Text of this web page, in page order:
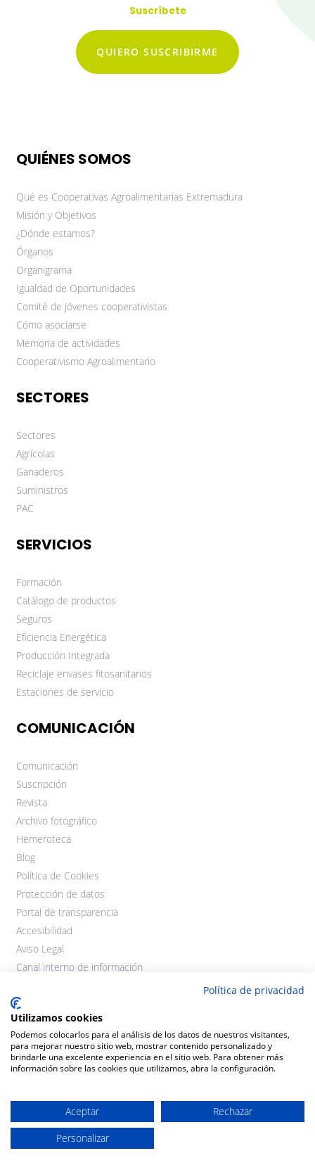
Suscríbete
QUIERO SUSCRIBIRME
QUIÉNES SOMOS
Qué es Cooperativas Agroalimentarias Extremadura
Misión y Objetivos
¿Dónde estamos?
Órganos
Organigrama
Igualdad de Oportunidades
Comité de jóvenes cooperativistas
Cómo asociarse
Memoria de actividades
Cooperativismo Agroalimentario
SECTORES
Sectores
Agrícolas
Ganaderos
Suministros
PAC
SERVICIOS
Formación
Catálogo de productos
Seguros
Eficiencia Energética
Producción Integrada
Reciclaje envases fitosanitarios
Estaciones de servicio
COMUNICACIÓN
Comunicación
Suscripción
Revista
Archivo fotográfico
Hemeroteca
Blog
Política de Cookies
Protección de datos
Portal de transparencia
Accesibilidad
Aviso Legal
Canal interno de información
derechos reservados.
Diseño y desarrollo:THEGECO
Política de privacidad
Utilizamos cookies
Podemos colocarlos para el análisis de los datos de nuestros visitantes,
para mejorar nuestro sitio web, mostrar contenido personalizado y
brindarle una excelente experiencia en el sitio web. Para obtener más
información sobre las cookies que utilizamos, abra la configuración.
Aceptar
Rechazar
Personalizar